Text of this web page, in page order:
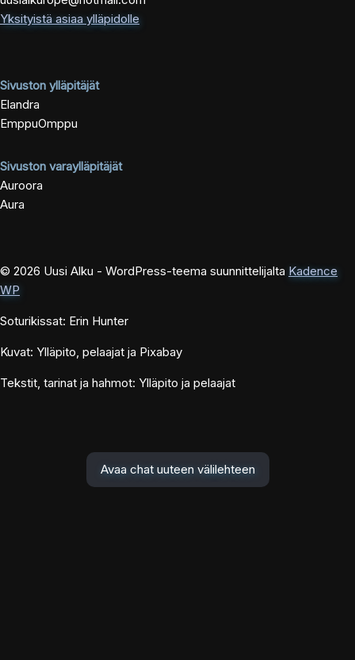
Yksityistä asiaa ylläpidolle
Sivuston ylläpitäjät
Elandra
EmppuOmppu
Sivuston varaylläpitäjät
Auroora
Aura
© 2026 Uusi Alku - WordPress-teema suunnittelijalta Kadence
WP
Soturikissat: Erin Hunter
Kuvat: Ylläpito, pelaajat ja Pixabay
Tekstit, tarinat ja hahmot: Ylläpito ja pelaajat
Avaa chat uuteen välilehteen